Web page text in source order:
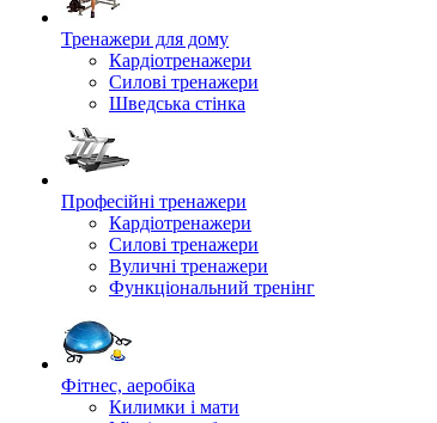
Тренажери для дому
Кардіотренажери
Силові тренажери
Шведська стінка
Професійні тренажери
Кардіотренажери
Силові тренажери
Вуличні тренажери
Функціональний тренінг
Фітнес, аеробіка
Килимки і мати